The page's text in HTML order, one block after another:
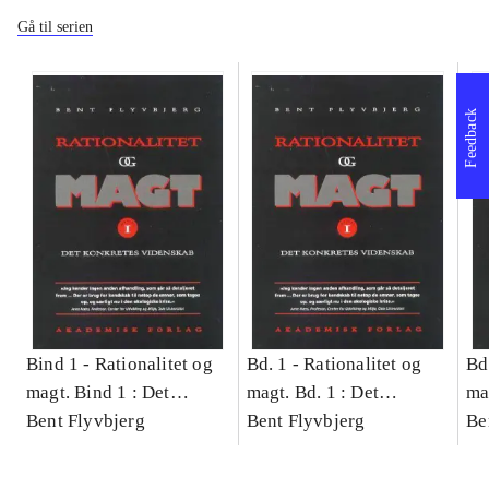
Gå til serien
Bind 1 - Rationalitet og
magt. Bind 1 : Det
konkretes videnskab
Bent Flyvbjerg
Bd. 1 -Rationalitet og
magt. Bd. 1 : Det
konkretes videnskab
Bent Flyvbjerg
Feedback